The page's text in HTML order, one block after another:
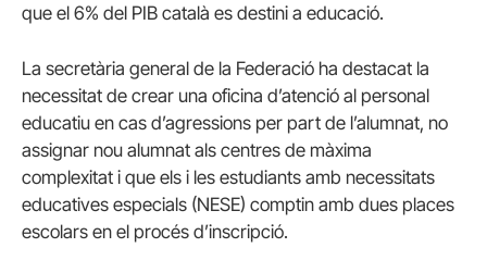
que el 6% del PIB català es destini a educació.
La secretària general de la Federació ha destacat la
necessitat de crear una oficina d’atenció al personal
educatiu en cas d’agressions per part de l’alumnat, no
assignar nou alumnat als centres de màxima
complexitat i que els i les estudiants amb necessitats
educatives especials (NESE) comptin amb dues places
escolars en el procés d’inscripció.